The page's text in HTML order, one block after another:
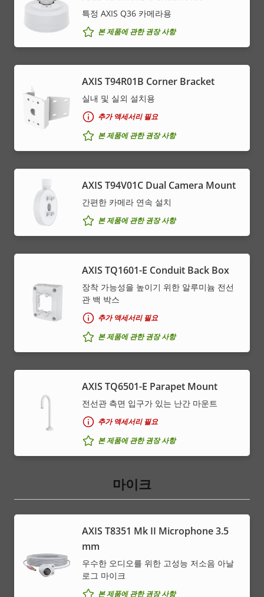
특정 AXIS Q36 카메라용
본 제품에 관한 권장 사항
AXIS T94R01B Corner Bracket
실내 및 실외 설치용
추가 액세서리 필요
본 제품에 관한 권장 사항
AXIS T94V01C Dual Camera Mount
간편한 카메라 연속 설치
본 제품에 관한 권장 사항
AXIS TQ1601-E Conduit Back Box
장착 가능성을 높이기 위한 알루미늄 전선
관 백 박스
추가 액세서리 필요
본 제품에 관한 권장 사항
AXIS TQ6501-E Parapet Mount
전선관 측면 입구가 있는 난간 마운트
추가 액세서리 필요
본 제품에 관한 권장 사항
마이크
AXIS T8351 Mk II Microphone 3.5
mm
우수한 오디오를 위한 고성능 저소음 아날
로그 마이크
본 제품에 관한 권장 사항